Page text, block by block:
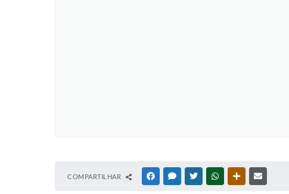
COMPARTILHAR FACEBOOKMESSENGER
TWITTERWHATSAPPOUTRAS MÍDIAS